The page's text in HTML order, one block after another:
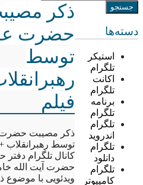
دسته‌ها
استیکر
تلگرام
اکانت
تلگرام
برنامه
تلگرام
تلگرام
اندروید
تلگرام
دانلود
تلگرام
کامپیوتر
ذکر
حضرت
توسط
فیلم
ذکر مصیبت
توسط رهبرانقلاب
کانال تلگرام دفتر
حضرت آیت الله
ویدئویی با